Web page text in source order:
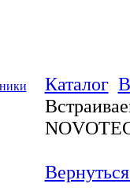
Каталог